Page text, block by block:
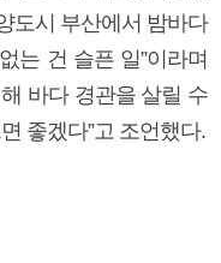
도시 부산에서 밤바다
는 건 슬픈 일”이라며
바다 경관을 살릴 수
좋겠다”고 조언했다.